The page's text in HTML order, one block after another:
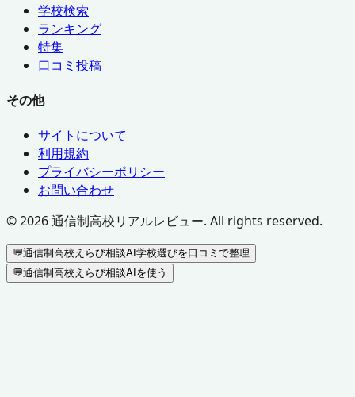
学校検索
ランキング
特集
口コミ投稿
その他
サイトについて
利用規約
プライバシーポリシー
お問い合わせ
©2026通信制高校リアルレビュー. All rights reserved.
💬通信制高校えらび相談AI 学校選びを口コミで整理
💬通信制高校えらび相談AIを使う